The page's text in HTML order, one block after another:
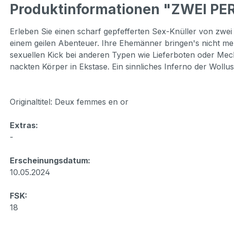
Produktinformationen "ZWEI
Erleben Sie einen scharf gepfefferten Sex-Knüller von
einem geilen Abenteuer. Ihre Ehemänner bringen's nicht
sexuellen Kick bei anderen Typen wie Lieferboten oder
nackten Körper in Ekstase. Ein sinnliches Inferno der
Originaltitel: Deux femmes en or
Extras:
-
Erscheinungsdatum:
10.05.2024
FSK:
18